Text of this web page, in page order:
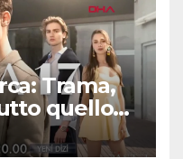
Trama,
quello